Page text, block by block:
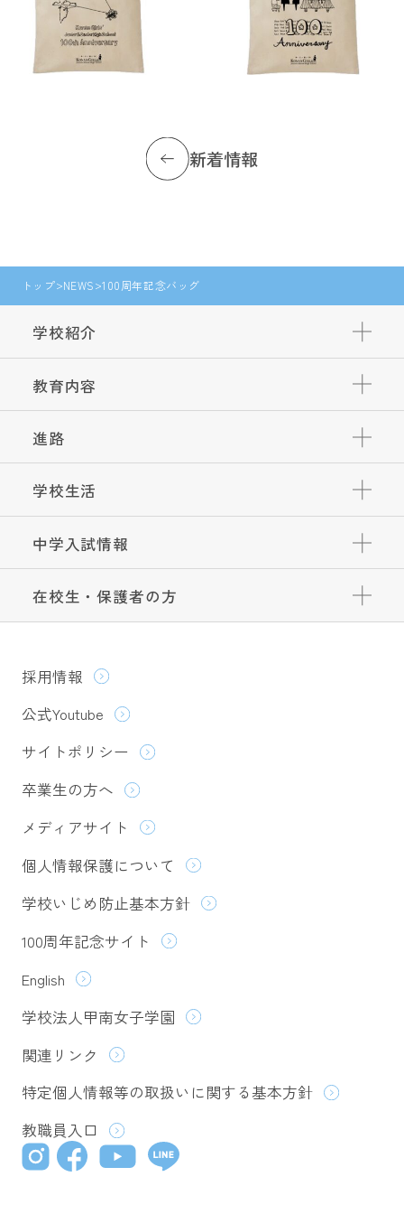
新着情報
トップ NEWS 100周年記念バッグ
学校紹介
教育内容
進路
学校生活
中学入試情報
在校生・保護者の方
採用情報
公式Youtube
サイトポリシー
卒業生の方へ
メディアサイト
個人情報保護について
学校いじめ防止基本方針
100周年記念サイト
English
学校法人甲南女子学園
関連リンク
特定個人情報等の取扱いに関する基本方針
教職員入口